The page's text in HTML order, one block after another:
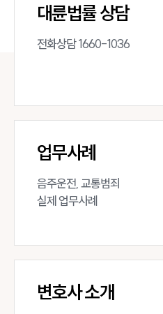
대륜법률 상담
전화상담 1660-1036
업무사례
음주운전, 교통범죄
실제 업무사례
변호사 소개